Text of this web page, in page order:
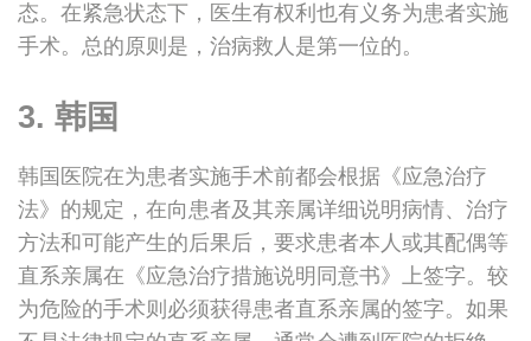
态。在紧急状态下，医生有权利也有义务为患者实施
手术。总的原则是，治病救人是第一位的。
3. 韩国
韩国医院在为患者实施手术前都会根据《应急治疗
法》的规定，在向患者及其亲属详细说明病情、治疗
方法和可能产生的后果后，要求患者本人或其配偶等
直系亲属在《应急治疗措施说明同意书》上签字。较
为危险的手术则必须获得患者直系亲属的签字。如果